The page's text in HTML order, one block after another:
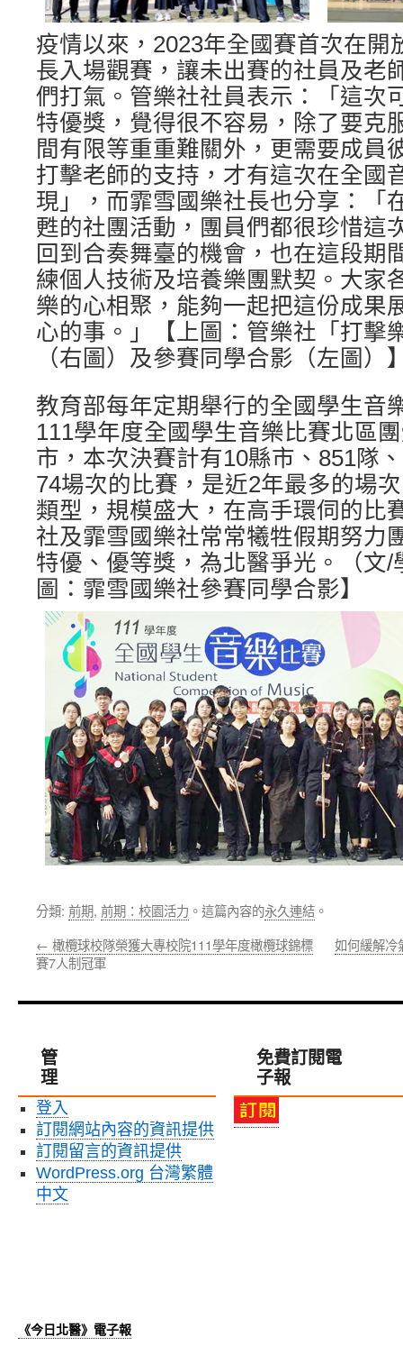
疫情以來，2023年全國賽首次在開
長入場觀賽，讓未出賽的社員及老
們打氣。管樂社社員表示：「這次
特優獎，覺得很不容易，除了要克
間有限等重重難關外，更需要成員
打擊老師的支持，才有這次在全國
現」，而霏雪國樂社長也分享：「
甦的社團活動，團員們都很珍惜這
回到合奏舞臺的機會，也在這段期
練個人技術及培養樂團默契。大家
樂的心相聚，能夠一起把這份成果
心的事。」【上圖：管樂社「打擊
（右圖）及參賽同學合影（左圖）
教育部每年定期舉行的全國學生音
111學年度全國學生音樂比賽北區
市，本次決賽計有10縣市、851隊
74場次的比賽，是近2年最多的場
類型，規模盛大，在高手環伺的比
社及霏雪國樂社常常犧牲假期努力
特優、優等獎，為北醫爭光。（文/
圖：霏雪國樂社參賽同學合影】
分類: 前期, 前期：校園活力 。這篇內容的永久連結 。
← 橄欖球校隊榮獲大專校院111學年度橄欖球錦標
賽7人制冠軍
如何緩解冷
管
理
登入
訂閱網站內容的資訊提供
訂閱留言的資訊提供
WordPress.org 台灣繁體
中文
免費訂閱電
子報
《今日北醫》電子報